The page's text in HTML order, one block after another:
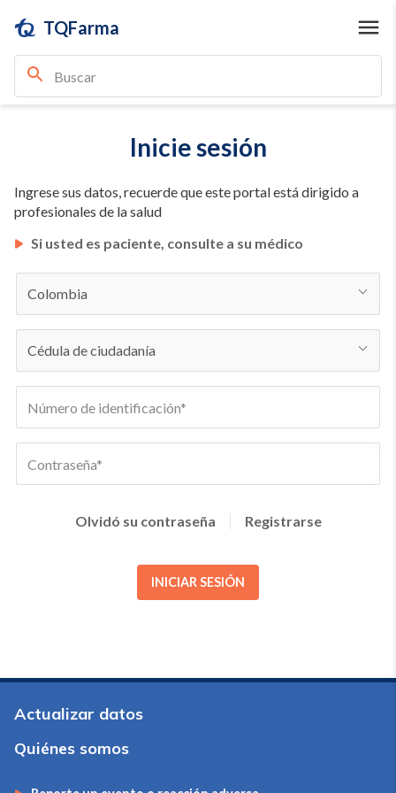
TQFarma
Inicie sesión
Ingrese sus datos, recuerde que este portal está dirigido a
profesionales de la salud
Si usted es paciente, consulte a su médico
Olvidó su contraseña Registrarse
INICIAR SESIÓN
Actualizar datos
Quiénes somos